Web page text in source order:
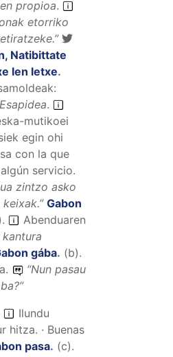
propioa.
etorriko
”
Natibittate
len letxe.
Esapidea.
mutikoei
egin ohi
con la que
servicio.
zintzo asko
” Gabon
Abenduaren
gába. (b).
“Nun pasau
”
Ilundu
hitza. · Buenas
pasa. (c).